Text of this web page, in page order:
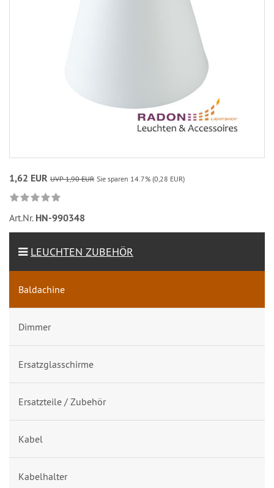
1,62 EUR UVP 1,90 EUR Sie sparen 14.7% (0,28 EUR)
Art.Nr. HN-990348
LEUCHTEN ZUBEHÖR
Baldachine
Dimmer
Ersatzglasschirme
Ersatzteile / Zubehör
Kabel
Kabelhalter